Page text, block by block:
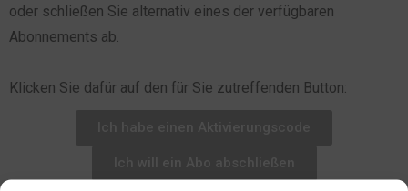
oder schließen Sie alternativ eines der verfügbaren
Abonnements ab.
Klicken Sie dafür auf den für Sie zutreffenden Button: